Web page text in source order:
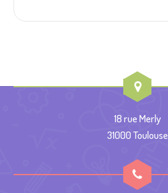
18 rue Merly
31000 Toulouse